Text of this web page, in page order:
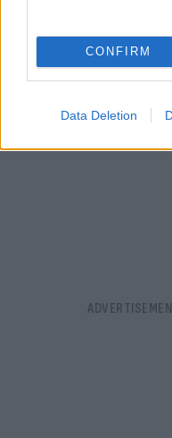
CONFIRM
Data Deletion